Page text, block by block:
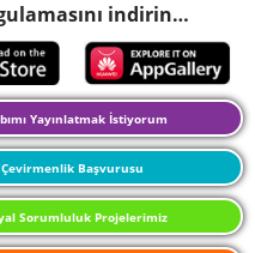
indirin…
Yayınlatmak İstiyorum
Çevirmenlik Başvurusu
Sorumluluk Projelerimiz